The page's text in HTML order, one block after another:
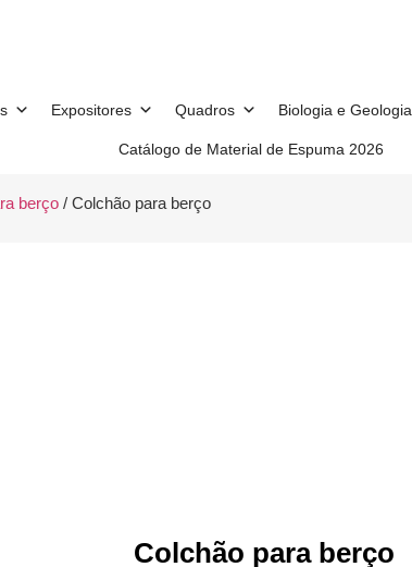
Expositores Quadros Biologia e Geologia
Catálogo de Material de Espuma 2026
berço/ Colchão para berço
Colchão para berço